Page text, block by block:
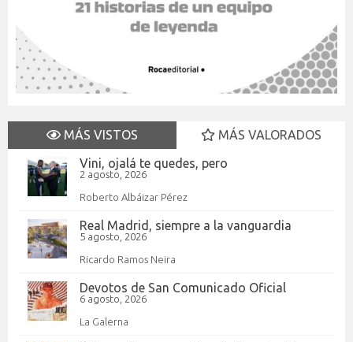
MÁS VISTOS
MÁS VALORADOS
Vini, ojalá te quedes, pero
2 agosto, 2026
Roberto Albáizar Pérez
Real Madrid, siempre a la vanguardia
5 agosto, 2026
Ricardo Ramos Neira
Devotos de San Comunicado Oficial
6 agosto, 2026
La Galerna